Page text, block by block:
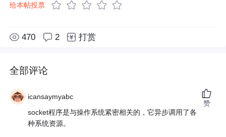
给本帖投票
470 2 打赏
全部评论
icansaymyabc
socket程序是与操作系统紧密相关的，它异步调用了各
种系统资源。
赞